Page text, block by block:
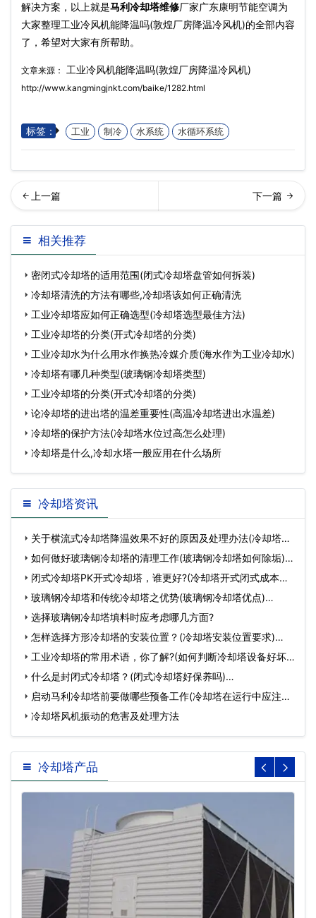
解决方案，以上就是马利冷却塔维修厂家广东康明节能空调为
大家整理工业冷风机能降温吗(敦煌厂房降温冷风机)的全部内容
了，希望对大家有所帮助。
文章来源： 工业冷风机能降温吗(敦煌厂房降温冷风机)
http://www.kangmingjnkt.com/baike/1282.html
标签： 工业 制冷 水系统 水循环系统
业冷却塔的噪声处理方案(有
效冷却塔噪声处理多…
闭式冷却塔中水体的分布形
式应是什么样的？(中温
相关推荐
密闭式冷却塔的适用范围(闭式冷却塔盘管如何拆装)
冷却塔清洗的方法有哪些,冷却塔该如何正确清洗
工业冷却塔应如何正确选型(冷却塔选型最佳方法)
工业冷却塔的分类(开式冷却塔的分类)
工业冷却水为什么用水作换热冷媒介质(海水作为工业冷却水)
冷却塔有哪几种类型(玻璃钢冷却塔类型)
工业冷却塔的分类(开式冷却塔的分类)
论冷却塔的进出塔的温差重要性(高温冷却塔进出水温差)
冷却塔的保护方法(冷却塔水位过高怎么处理)
冷却塔是什么,冷却水塔一般应用在什么场所
冷却塔资讯
关于横流式冷却塔降温效果不好的原因及处理办法(冷却塔是
如…如何做好玻璃钢冷却塔的清理工作(玻璃钢冷却塔如何除垢)…
闭式冷却塔PK开式冷却塔，谁更好?(冷却塔开式闭式成本对
比)…
玻璃钢冷却塔和传统冷却塔之优势(玻璃钢冷却塔优点)…
选择玻璃钢冷却塔填料时应考虑哪几方面?
怎样选择方形冷却塔的安装位置？(冷却塔安装位置要求)…
工业冷却塔的常用术语，你了解?(如何判断冷却塔设备好坏)
… 什么是封闭式冷却塔？(闭式冷却塔好保养吗)…
启动马利冷却塔前要做哪些预备工作(冷却塔在运行中应注意
哪…冷却塔风机振动的危害及处理方法
冷却塔产品